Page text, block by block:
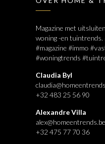
Magazine met
woning -en
#magazine #immo
#woningtrends
Claudia Byl
+32 483 25 56 90
Alexandre Villa
alex@homeentrends.be
+32 475 77 70 36